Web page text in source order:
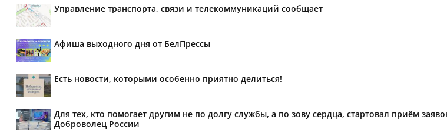
Управление транспорта, связи и телекоммуникаций сообщает
Афиша выходного дня от БелПрессы
Есть новости, которыми особенно приятно делиться!
Для тех, кто помогает другим не по долгу службы, а по зову сердца, стартовал приём
Доброволец России